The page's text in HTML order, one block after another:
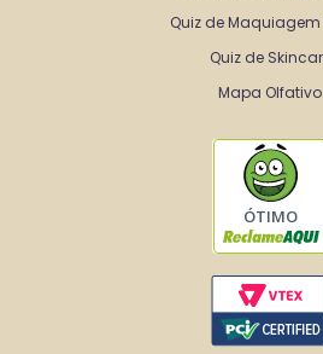
Quiz de Maquiagem
Quiz de
Mapa Olfativo
ÓTIMO